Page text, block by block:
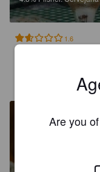
1.6
@ The
Are you